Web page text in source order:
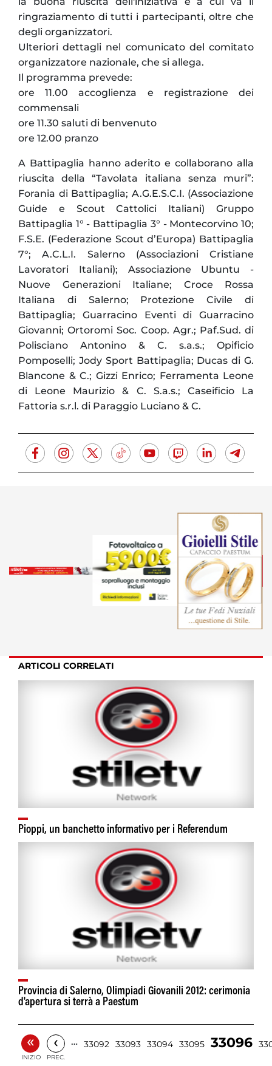
ringraziamento di tutti i partecipanti, oltre che
degli organizzatori.
Ulteriori dettagli nel comunicato del comitato
organizzatore nazionale, che si allega.
Il programma prevede:
ore 11.00 accoglienza e registrazione dei
commensali
ore 11.30 saluti di benvenuto
ore 12.00 pranzo
A Battipaglia hanno aderito e collaborano alla
riuscita della “Tavolata italiana senza muri”:
Forania di Battipaglia; A.G.E.S.C.I. (Associazione
Guide e Scout Cattolici Italiani) Gruppo
Battipaglia 1° - Battipaglia 3° - Montecorvino 10;
F.S.E. (Federazione Scout d’Europa) Battipaglia
7°; A.C.L.I. Salerno (Associazioni Cristiane
Lavoratori Italiani); Associazione Ubuntu -
Nuove Generazioni Italiane; Croce Rossa
Italiana di Salerno; Protezione Civile di
Battipaglia; Guarracino Eventi di Guarracino
Giovanni; Ortoromi Soc. Coop. Agr.; Paf.Sud. di
Polisciano Antonino & C. s.a.s.; Opificio
Pomposelli; Jody Sport Battipaglia; Ducas di G.
Blancone & C.; Gizzi Enrico; Ferramenta Leone
di Leone Maurizio & C. S.a.s.; Caseificio La
Fattoria s.r.l. di Paraggio Luciano & C.
ARTICOLI CORRELATI
Pioppi, un banchetto informativo per i Referendum
Provincia di Salerno, Olimpiadi Giovanili 2012: cerimonia
d'apertura si terrà a Paestum
«
INIZIO
‹
PREC.
… 33092 33093 33094 33095 33096